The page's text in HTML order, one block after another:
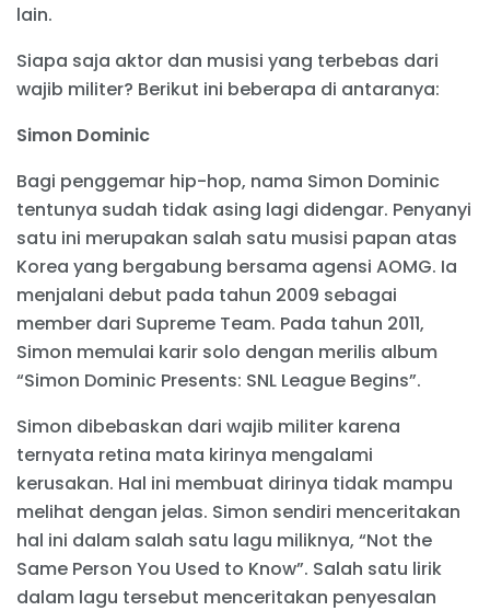
lain.
Siapa saja aktor dan musisi yang terbebas dari
wajib militer? Berikut ini beberapa di antaranya:
Simon Dominic
Bagi penggemar hip-hop, nama Simon Dominic
tentunya sudah tidak asing lagi didengar. Penyanyi
satu ini merupakan salah satu musisi papan atas
Korea yang bergabung bersama agensi AOMG. Ia
menjalani debut pada tahun 2009 sebagai
member dari Supreme Team. Pada tahun 2011,
Simon memulai karir solo dengan merilis album
“Simon Dominic Presents: SNL League Begins”.
Simon dibebaskan dari wajib militer karena
ternyata retina mata kirinya mengalami
kerusakan. Hal ini membuat dirinya tidak mampu
melihat dengan jelas. Simon sendiri menceritakan
hal ini dalam salah satu lagu miliknya, “Not the
Same Person You Used to Know”. Salah satu lirik
dalam lagu tersebut menceritakan penyesalan